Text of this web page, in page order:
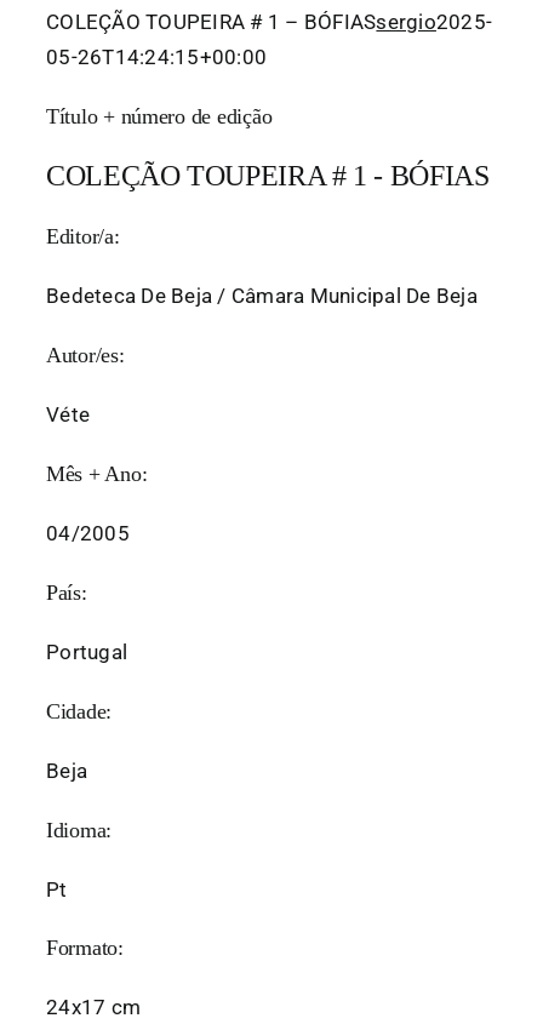
COLEÇÃO TOUPEIRA # 1 – BÓFIASsergio2025-
05-26T14:24:15+00:00
Título + número de edição
COLEÇÃO TOUPEIRA # 1 - BÓFIAS
Editor/a:
Bedeteca De Beja / Câmara Municipal De Beja
Autor/es:
Véte
Mês + Ano:
04/2005
País:
Portugal
Cidade:
Beja
Idioma:
Pt
Formato:
24x17 cm